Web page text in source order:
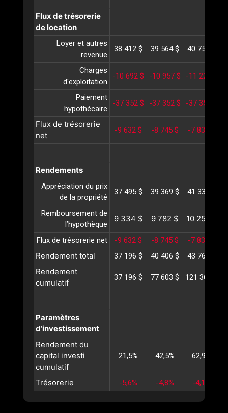
Flux de trésorerie
de location
Loyer et autres
revenue
38 412 $ 39 564 $ 40 751 $
Charges
d'exploitation
-10 692 $ -10 957 $ -11 229 $
Paiement
hypothécaire
-37 352 $ -37 352 $ -37 352 $
Flux de trésorerie
net
-9 632 $ -8 745 $ -7 830 $
Rendements
Appréciation du prix
de la propriété
37 495 $ 39 369 $ 41 338 $
Remboursement de
l’hypothèque
9 334 $ 9 782 $ 10 252 $
Flux de trésorerie net -9 632 $ -8 745 $ -7 830 $
Rendement total 37 196 $ 40 406 $ 43 760 $
Rendement
cumulatif
37 196 $ 77 603 $ 121 363 $
Paramètres
d’investissement
Rendement du
capital investi
cumulatif
21,5% 42,5% 62,9%
Trésorerie -5,6% -4,8% -4,1%